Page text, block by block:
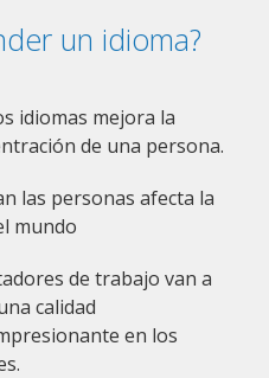
un idioma?
idiomas mejora la
de una persona.
las personas afecta la
mundo
de trabajo van a
calidad
en los